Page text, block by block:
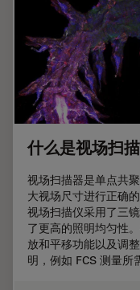
什么是视场扫
视场扫描器是单点共
大视场尺寸进行正确
视场扫描仪采用了三
了更高的照明均匀性
放和平移功能以及调
明，例如 FCS 测量所